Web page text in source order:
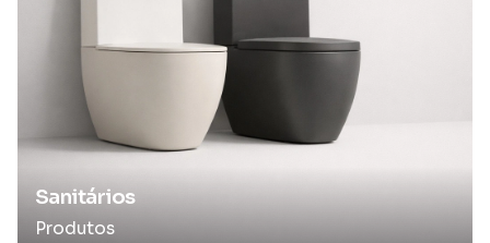
Sanitários
Produtos